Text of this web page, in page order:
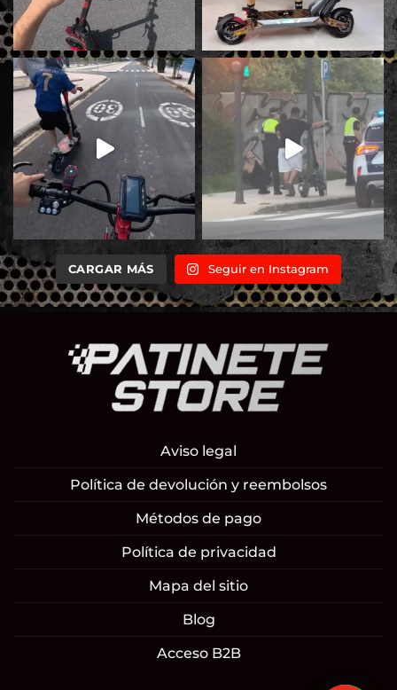
CARGAR MÁS Seguir en Instagram
Aviso legal
Política de devolución y reembolsos
Métodos de pago
Política de privacidad
Mapa del sitio
Blog
Acceso B2B